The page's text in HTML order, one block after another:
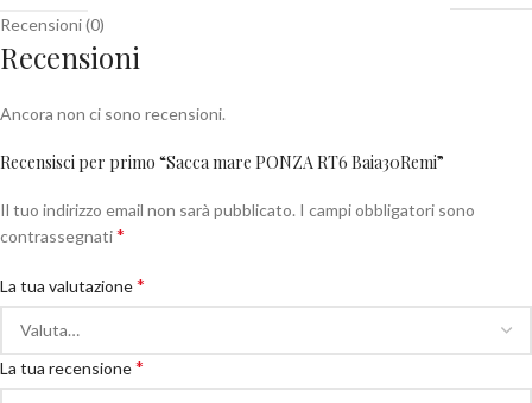
Recensioni (0)
Recensioni
Ancora non ci sono recensioni.
Recensisci per primo “Sacca mare PONZA RT6 Baia30Remi”
Il tuo indirizzo email non sarà pubblicato. I campi obbligatori sono
contrassegnati*
La tua valutazione*
La tua recensione*